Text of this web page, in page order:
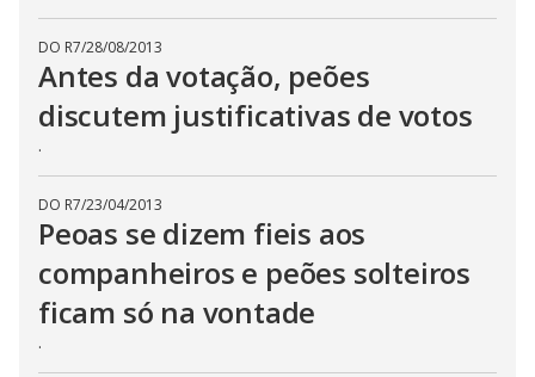
DO R7/28/08/2013
Antes da votação, peões
discutem justificativas de votos
.
DO R7/23/04/2013
Peoas se dizem fieis aos
companheiros e peões solteiros
ficam só na vontade
.